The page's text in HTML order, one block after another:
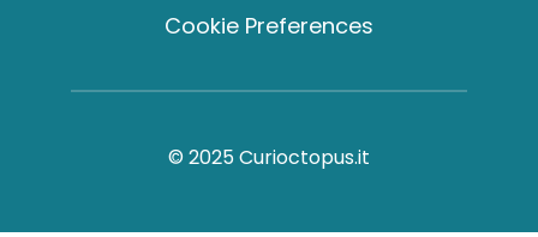
Cookie Preferences
© 2025 Curioctopus.it